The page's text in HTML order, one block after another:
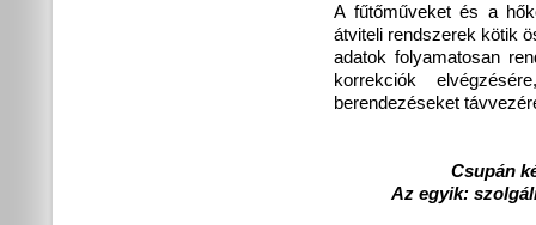
A fűtőműveket és a
átviteli rendszerek kötik
adatok folyamatosan
korrekciók
berendezéseket
Csupán
Az egyik: